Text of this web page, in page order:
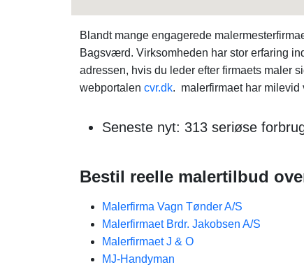
Blandt mange engagerede
Bagsværd. Virksomheden har stor erfaring
adressen, hvis du leder efter firmaets maler
webportalen cvr.dk. malerfirmaet har milevid
Seneste nyt: 313 seriøse
Bestil reelle malertilbud
Malerfirma Vagn Tønder A/S
Malerfirmaet Brdr. Jakobsen A/S
Malerfirmaet J & O
MJ-Handyman